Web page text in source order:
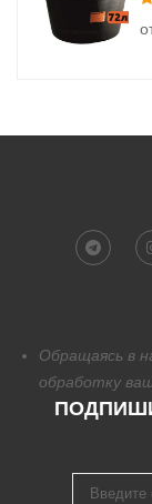
Обращаясь в
обработку